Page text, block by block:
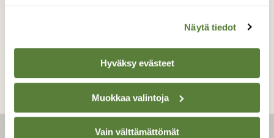
Näytä tiedot
Hyväksy evästeet
Muokkaa valintoja
Vain välttämättömät
TAKAISIN LISTAAN